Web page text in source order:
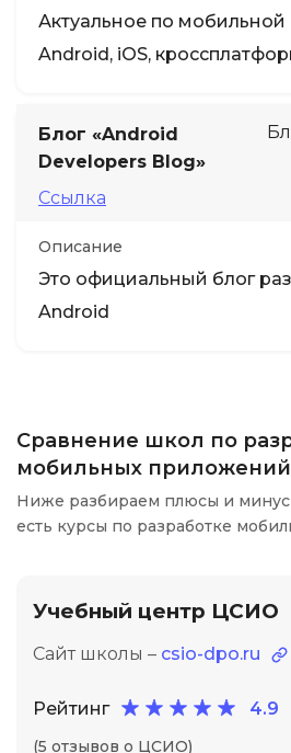
Актуальное по
Android, iOS,
Блог «Android
Developers Blog»
Ссылка
Описание
Это официальный блог
Android
Сравнение школ по
мобильных приложений
Ниже разбираем плюсы и
есть курсы по разработке
Учебный центр ЦСИО
Сайт школы – csio-dpo.ru
Рейтинг 4.9
(5 отзывов о ЦСИО)